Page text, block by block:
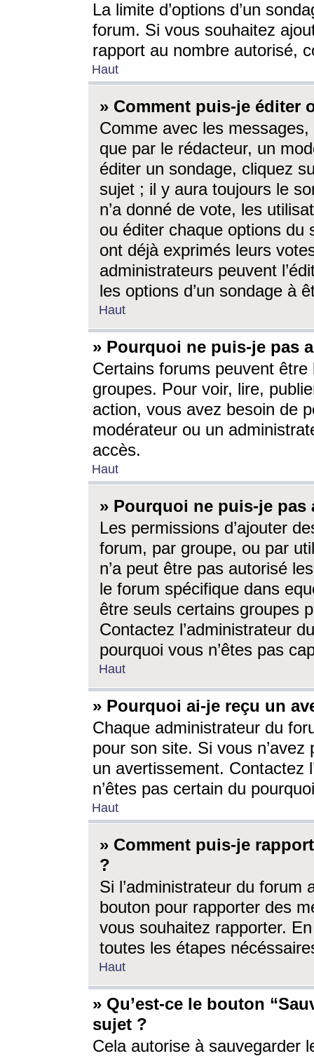
La limite d’options d’un
forum. Si vous souhaitez
rapport au nombre autorisé,
Haut
» Comment puis-je éditer
Comme avec les
que par le rédacteur, un
éditer un sondage, cliquez
sujet ; il y aura toujours le
n’a donné de vote, les
ou éditer chaque options du
ont déjà exprimés leurs
administrateurs peuvent
les options d’un sondage à
Haut
» Pourquoi ne puis-je pas
Certains forums peuvent être
groupes. Pour voir, lire,
action, vous avez besoin de
modérateur ou un
accès.
Haut
» Pourquoi ne puis-je
Les permissions d’ajouter
forum, par groupe, ou par
n’a peut être pas autorisé
le forum spécifique dans
être seuls certains groupes
Contactez l’administrateur
pourquoi vous n’êtes pas
Haut
» Pourquoi ai-je reçu un
Chaque administrateur du
pour son site. Si vous
un avertissement. Contactez
n’êtes pas certain du
Haut
» Comment puis-je
?
Si l’administrateur du forum
bouton pour rapporter des
vous souhaitez rapporter.
toutes les étapes
Haut
» Qu’est-ce le bouton
sujet ?
Cela autorise à sauvegarder